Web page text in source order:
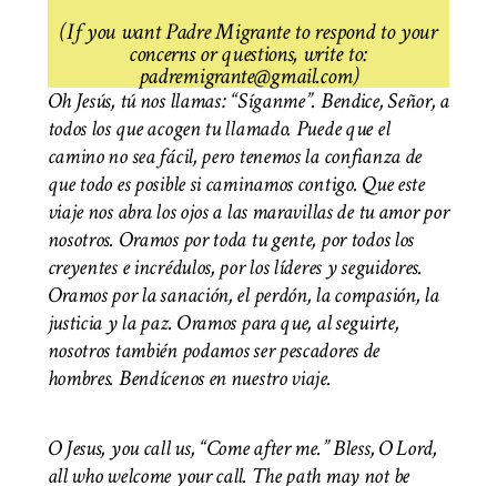
(If you want Padre Migrante to respond to your
concerns or questions, write to:
padremigrante@gmail.com)
Oh Jesús, tú nos llamas: “Síganme”. Bendice, Señor, a
todos los que acogen tu llamado. Puede que el
camino no sea fácil, pero tenemos la confianza de
que todo es posible si caminamos contigo. Que este
viaje nos abra los ojos a las maravillas de tu amor por
nosotros. Oramos por toda tu gente, por todos los
creyentes e incrédulos, por los líderes y seguidores.
Oramos por la sanación, el perdón, la compasión, la
justicia y la paz. Oramos para que, al seguirte,
nosotros también podamos ser pescadores de
hombres. Bendícenos en nuestro viaje.
O Jesus, you call us, “Come after me.” Bless, O Lord,
all who welcome your call. The path may not be